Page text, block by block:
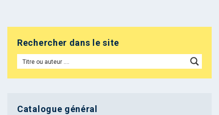
Rechercher dans le site
Catalogue général